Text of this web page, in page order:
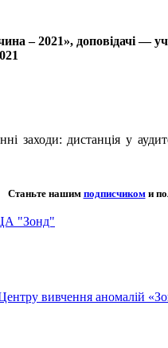
– 2021», доповідачі —
заходи: дистанція у
Станьте нашим подписчикоми
"Зонд"
Центру вивчення аномалій